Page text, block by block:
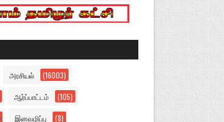
அரசியல் (16003)
ஆர்ப்பாட்டம் (105)
இனவழிப்பு (8)